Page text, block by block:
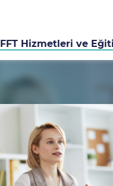
FFT Hizmetleri ve